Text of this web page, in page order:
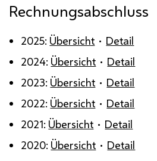
Rechnungsabschluss
2025: Übersicht • Detail
2024: Übersicht • Detail
2023: Übersicht • Detail
2022: Übersicht • Detail
2021: Übersicht • Detail
2020: Übersicht • Detail